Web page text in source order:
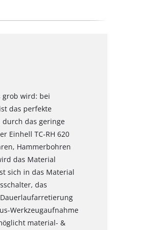
grob wird: bei
das perfekte
das geringe
Einhell TC-RH 620
Hammerbohren
das Material
sich in das Material
das
Werkzeugaufnahme
material- &